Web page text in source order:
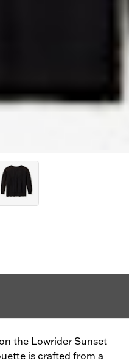
the Lowrider Sunset
is crafted from a